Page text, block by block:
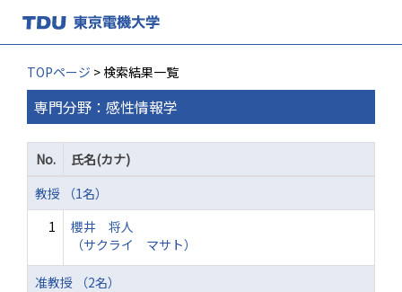
TOPページ > 検索結果一覧
専門分野：感性情報学
No.
氏名(カナ)
教授 （1名）
1
櫻井 将人
（サクライ マサト）
准教授 （2名）